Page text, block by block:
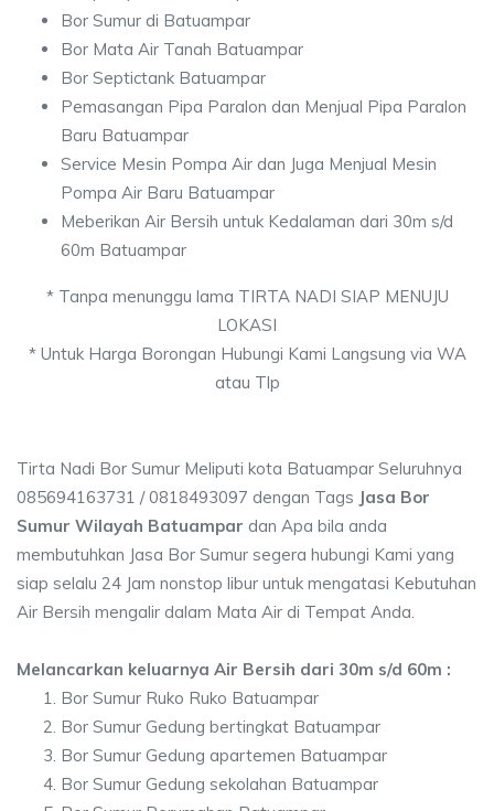
Bor Sumur di Batuampar
Bor Mata Air Tanah Batuampar
Bor Septictank Batuampar
Pemasangan Pipa Paralon dan Menjual Pipa Paralon
Baru Batuampar
Service Mesin Pompa Air dan Juga Menjual Mesin
Pompa Air Baru Batuampar
Meberikan Air Bersih untuk Kedalaman dari 30m s/d
60m Batuampar
* Tanpa menunggu lama TIRTA NADI SIAP MENUJU
LOKASI
* Untuk Harga Borongan Hubungi Kami Langsung via WA
atau Tlp
Tirta Nadi Bor Sumur Meliputi kota Batuampar Seluruhnya
085694163731 / 0818493097 dengan Tags Jasa Bor
Sumur Wilayah Batuampar dan Apa bila anda
membutuhkan Jasa Bor Sumur segera hubungi Kami yang
siap selalu 24 Jam nonstop libur untuk mengatasi Kebutuhan
Air Bersih mengalir dalam Mata Air di Tempat Anda.
Melancarkan keluarnya Air Bersih dari 30m s/d 60m :
Bor Sumur Ruko Ruko Batuampar
Bor Sumur Gedung bertingkat Batuampar
Bor Sumur Gedung apartemen Batuampar
Bor Sumur Gedung sekolahan Batuampar